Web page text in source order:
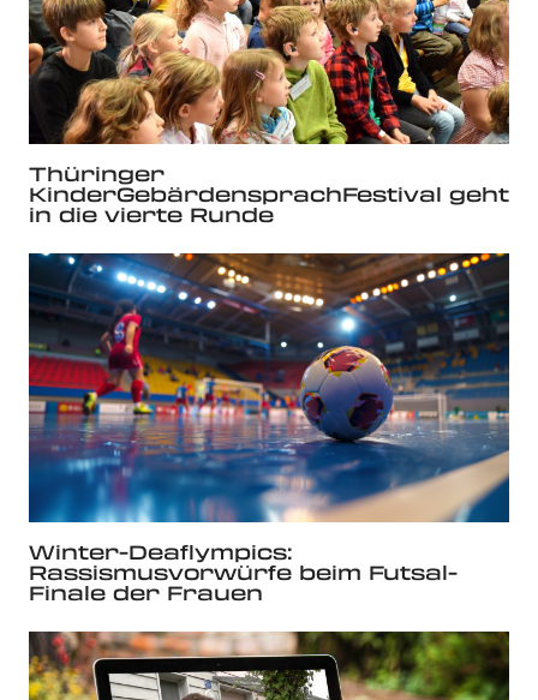
Thüringer
KinderGebärdensprachFestival geht
in die vierte Runde
Winter-Deaflympics:
Rassismusvorwürfe beim Futsal-
Finale der Frauen